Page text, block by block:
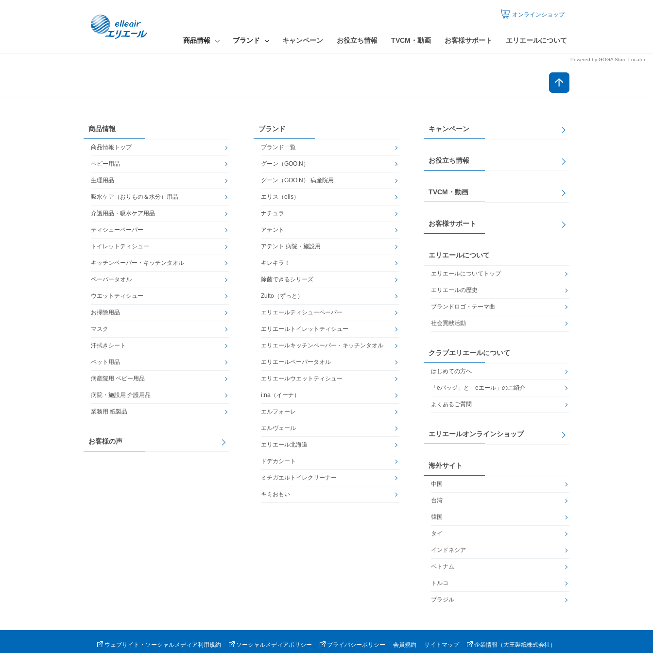
商品情報 ブランド キャンペーン お役立ち情報 TVCM・動画 お客様サポート エリエールについて
オンラインショップ
Powered by GOGA Store Locator
商品情報
商品情報トップ
ベビー用品
生理用品
吸水ケア（おりもの＆水分）用品
介護用品・吸水ケア用品
ティシューペーパー
トイレットティシュー
キッチンペーパー・キッチンタオル
ペーパータオル
ウエットティシュー
お掃除用品
マスク
汗拭きシート
ペット用品
病産院用 ベビー用品
病院・施設用 介護用品
業務用 紙製品
お客様の声
ブランド
ブランド一覧
グーン（GOO.N）
グーン（GOO.N） 病産院用
エリス（elis）
ナチュラ
アテント
アテント 病院・施設用
キレキラ！
除菌できるシリーズ
Zutto（ずっと）
エリエールティシューペーパー
エリエールトイレットティシュー
エリエールキッチンペーパー・キッチンタオル
エリエールペーパータオル
エリエールウエットティシュー
i:na（イーナ）
エルフォーレ
エルヴェール
エリエール北海道
ドデカシート
ミチガエルトイレクリーナー
キミおもい
キャンペーン
お役立ち情報
TVCM・動画
お客様サポート
エリエールについて
エリエールについてトップ
エリエールの歴史
ブランドロゴ・テーマ曲
社会貢献活動
クラブエリエールについて
はじめての方へ
「eバッジ」と「eエール」のご紹介
よくあるご質問
エリエールオンラインショップ
海外サイト
中国
台湾
韓国
タイ
インドネシア
ベトナム
トルコ
ブラジル
ウェブサイト・ソーシャルメディア利用規約 ソーシャルメディアポリシー プライバシーポリシー 会員規約 サイトマップ 企業情報（大王製紙株式会社）